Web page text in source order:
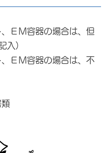
ＥＭ容器の場合は、但
入）
ＥＭ容器の場合は、不